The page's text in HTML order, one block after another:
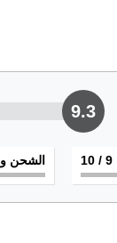
9.3
9
/ 10 الشحن